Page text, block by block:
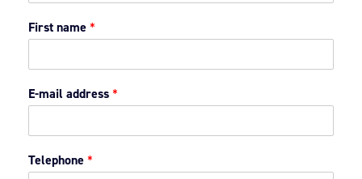
First name *
E-mail address*
Telephone *